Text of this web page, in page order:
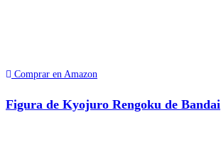
Comprar en Amazon
Figura de Kyojuro Rengoku de Bandai